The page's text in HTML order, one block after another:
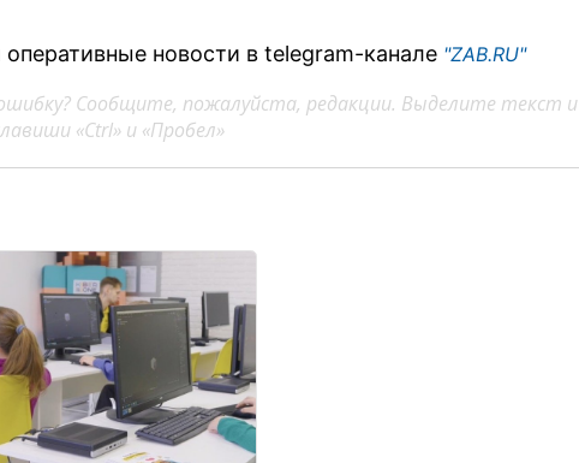
новости в telegram-канале "ZAB.RU"
Сообщите, пожалуйста, редакции. Выделите текст и
«Ctrl» и «Пробел»